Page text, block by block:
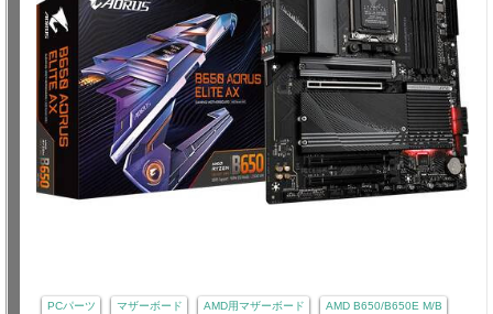
PCパーツ マザーボード AMD用マザーボード AMD B650/B650E M/B